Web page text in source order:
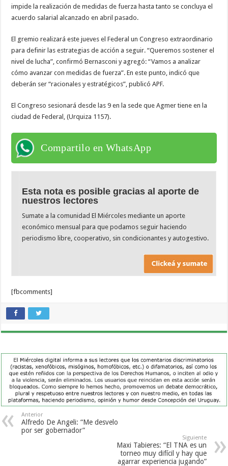
impide la realización de medidas de fuerza hasta tanto se concluya el
acuerdo salarial alcanzado en abril pasado.
El gremio realizará este jueves el Federal un Congreso extraordinario
para definir las estrategias de acción a seguir. “Queremos sostener el
nivel de lucha”, confirmó Bernasconi y agregó: “Vamos a analizar
cómo avanzar con medidas de fuerza”. En este punto, indicó que
deberán ser “racionales y estratégicos”, publicó APF.
El Congreso sesionará desde las 9 en la sede que Agmer tiene en la
ciudad de Federal, (Urquiza 1157).
Compartilo en WhatsApp
Esta nota es posible gracias al aporte de
nuestros lectores
Sumate a la comunidad El Miércoles mediante un aporte
económico mensual para que podamos seguir haciendo
periodismo libre, cooperativo, sin condicionantes y autogestivo.
[fbcomments]
Anterior
Alfredo De Angeli: “Me desvelo
por ser gobernador”
Siguiente
Maxi Tabieres: “El TNA es un
torneo muy difícil y hay que
agarrar experiencia jugando”